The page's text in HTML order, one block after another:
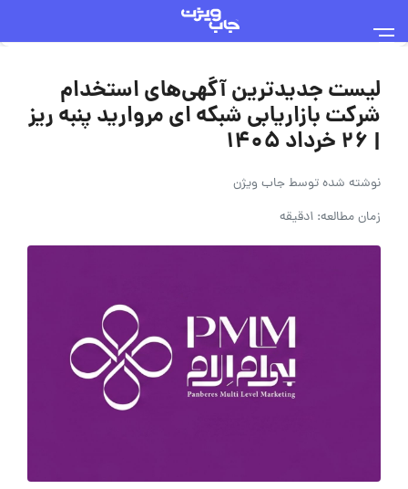
لیست جدیدترین آگهی‌های استخدام
شرکت بازاریابی شبکه ای مروارید پنبه ریز
| ۲۶ خرداد ۱۴۰۵
نوشته شده توسطجاب ویژن
زمان مطالعه: 1دقیقه